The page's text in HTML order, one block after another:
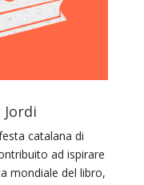
catalana di
ad ispirare
mondiale del libro,